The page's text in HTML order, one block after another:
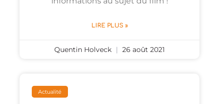
LIRE PLUS »
Quentin Holveck 26 août 2021
Actualité